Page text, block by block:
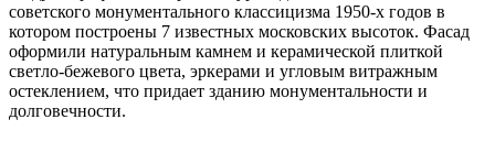
советского монументального классицизма 1950-х годов в
котором построены 7 известных московских высоток. Фасад
оформили натуральным камнем и керамической плиткой
светло-бежевого цвета, эркерами и угловым витражным
остеклением, что придает зданию монументальности и
долговечности.